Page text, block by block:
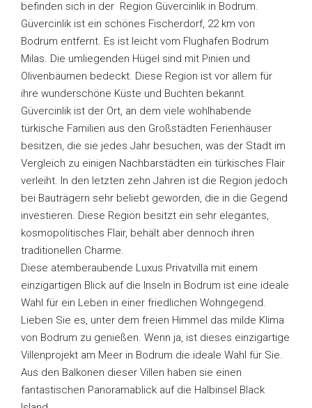
befinden sich in der Region Güvercinlik in Bodrum.
Güvercinlik ist ein schönes Fischerdorf, 22 km von
Bodrum entfernt. Es ist leicht vom Flughafen Bodrum
Milas. Die umliegenden Hügel sind mit Pinien und
Olivenbäumen bedeckt. Diese Region ist vor allem für
ihre wunderschöne Küste und Buchten bekannt.
Güvercinlik ist der Ort, an dem viele wohlhabende
türkische Familien aus den Großstädten Ferienhäuser
besitzen, die sie jedes Jahr besuchen, was der Stadt im
Vergleich zu einigen Nachbarstädten ein türkisches Flair
verleiht. In den letzten zehn Jahren ist die Region jedoch
bei Bauträgern sehr beliebt geworden, die in die Gegend
investieren. Diese Region besitzt ein sehr elegantes,
kosmopolitisches Flair, behält aber dennoch ihren
traditionellen Charme.
Diese atemberaubende Luxus Privatvilla mit einem
einzigartigen Blick auf die Inseln in Bodrum ist eine ideale
Wahl für ein Leben in einer friedlichen Wohngegend.
Lieben Sie es, unter dem freien Himmel das milde Klima
von Bodrum zu genießen. Wenn ja, ist dieses einzigartige
Villenprojekt am Meer in Bodrum die ideale Wahl für Sie.
Aus den Balkonen dieser Villen haben sie einen
fantastischen Panoramablick auf die Halbinsel Black